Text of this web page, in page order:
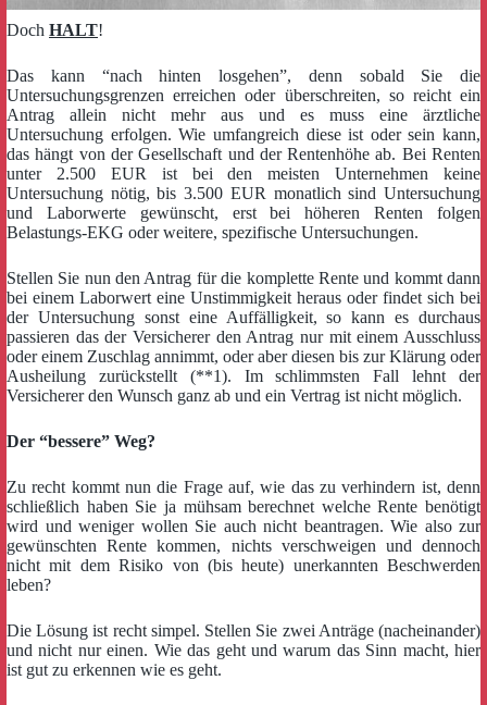
Doch HALT!
Das kann “nach hinten losgehen”, denn sobald Sie die
Untersuchungsgrenzen erreichen oder überschreiten, so reicht ein
Antrag allein nicht mehr aus und es muss eine ärztliche
Untersuchung erfolgen. Wie umfangreich diese ist oder sein kann,
das hängt von der Gesellschaft und der Rentenhöhe ab. Bei Renten
unter 2.500 EUR ist bei den meisten Unternehmen keine
Untersuchung nötig, bis 3.500 EUR monatlich sind Untersuchung
und Laborwerte gewünscht, erst bei höheren Renten folgen
Belastungs-EKG oder weitere, spezifische Untersuchungen.
Stellen Sie nun den Antrag für die komplette Rente und kommt dann
bei einem Laborwert eine Unstimmigkeit heraus oder findet sich bei
der Untersuchung sonst eine Auffälligkeit, so kann es durchaus
passieren das der Versicherer den Antrag nur mit einem Ausschluss
oder einem Zuschlag annimmt, oder aber diesen bis zur Klärung oder
Ausheilung zurückstellt (**1). Im schlimmsten Fall lehnt der
Versicherer den Wunsch ganz ab und ein Vertrag ist nicht möglich.
Der “bessere” Weg?
Zu recht kommt nun die Frage auf, wie das zu verhindern ist, denn
schließlich haben Sie ja mühsam berechnet welche Rente benötigt
wird und weniger wollen Sie auch nicht beantragen. Wie also zur
gewünschten Rente kommen, nichts verschweigen und dennoch
nicht mit dem Risiko von (bis heute) unerkannten Beschwerden
leben?
Die Lösung ist recht simpel. Stellen Sie zwei Anträge (nacheinander)
und nicht nur einen. Wie das geht und warum das Sinn macht, hier
ist gut zu erkennen wie es geht.